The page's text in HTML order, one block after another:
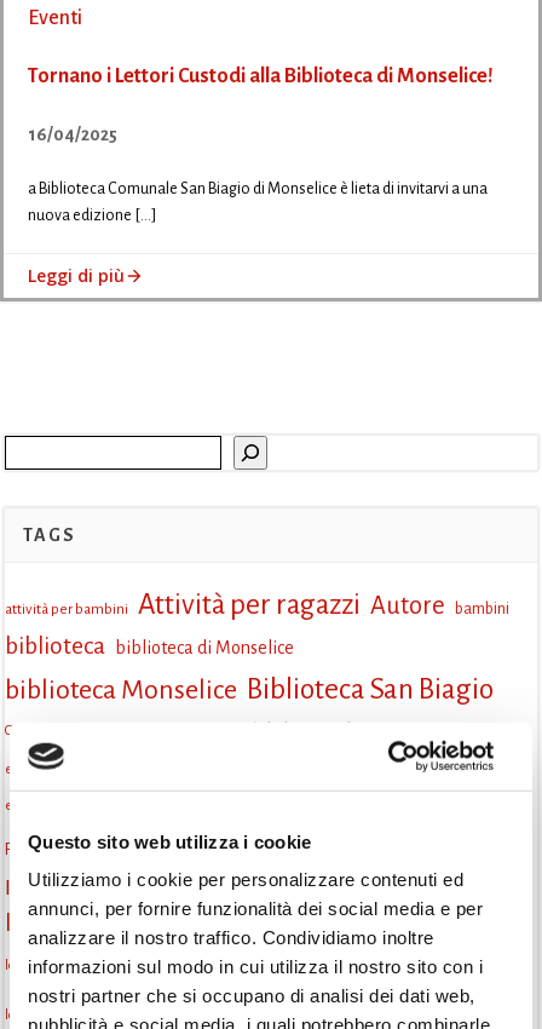
Questo sito web utilizza i cookie
Utilizziamo i cookie per personalizzare contenuti ed
annunci, per fornire funzionalità dei social media e per
analizzare il nostro traffico. Condividiamo inoltre
informazioni sul modo in cui utilizza il nostro sito con i
nostri partner che si occupano di analisi dei dati web,
pubblicità e social media, i quali potrebbero combinarle
Eventi
Tornano i Lettori Custodi alla Biblioteca di Monselice!
16/04/2025
a Biblioteca Comunale San Biagio di Monselice è lieta di invitarvi a una
nuova edizione […]
Leggi di più
TAGS
attività per bambini Attività per ragazzi Autore bambini
biblioteca biblioteca di Monselice
biblioteca Monselice Biblioteca San Biagio
Centro per il libro e la lettura
eventi biblioteca eventi culturali Monselice
eventi in biblioteca
Fiaccole della lettura gratuito gruppo di lettura
Informazioni laboratori creativi laboratorio
la strada di mattoni gialli lettura
lettura ad alta voce lettura condivisa lettura silenziosa
letture ad alta voce libri come semi monselice